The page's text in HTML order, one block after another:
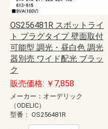
OS256481R スポットライ
ト プラグタイプ 壁面取付
可能型 調光・昼白色 調光
器別売 ワイド配光 ブラッ
ク
販売価格: ￥7,858
メーカー：オーデリック
（ODELIC）
型番： OS256481R